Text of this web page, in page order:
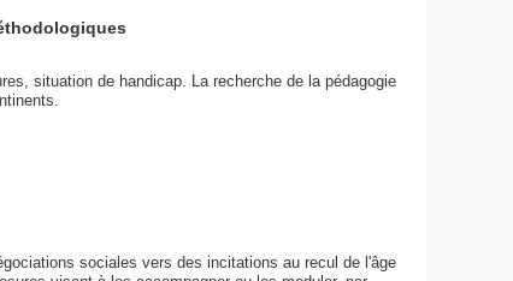
situation de handicap. La recherche de la pédagogie
sociales vers des incitations au recul de l'âge